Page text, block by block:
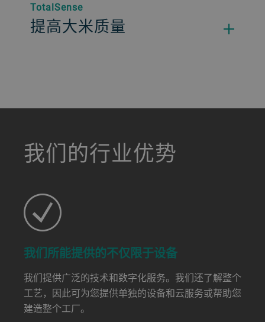
TotalSense
提高大米质量
a decorative background image
我们的行业优势
我们所能提供的不仅限于设备
我们提供广泛的技术和数字化服务。我们还了解整个
工艺，因此可为您提供单独的设备和云服务或帮助您
建造整个工厂。